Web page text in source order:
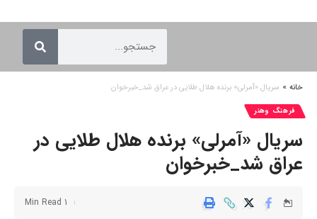
خانه » سریال «آمرلی» برنده هلال طلایی در عراق شد_خبرخوان
فرهنگ وهنر
سریال «آمرلی» برنده هلال طلایی در
عراق شد_خبرخوان
1 Min Read